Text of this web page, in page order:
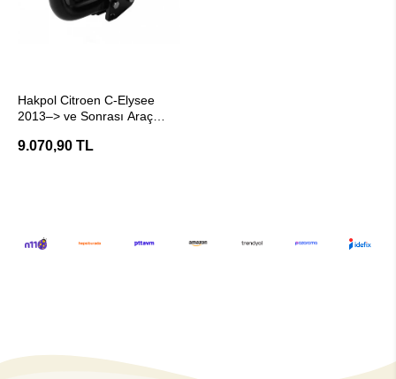
Hakpol Citroen C-Elysee
2013–> ve Sonrası Araç
9.070,90 TL